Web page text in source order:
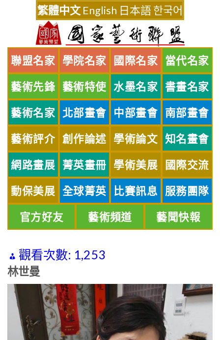
繁體中文 English 日本語한국어
聯盟名家 學院名家 國際名家 當代名家
藝術先鋒 藝術特使 水墨名家 書畫名家
藝術名家 北部畫會 中部畫會 南部畫會
藝術評介 創作論述 學術論文 知名畫會
網路畫展 菁英畫冊 學術美展 國際交流
動保美展 全球菁英 比賽訊息 服務團隊
官方好友 藝術頻道 藝聞快報
觀看次數: 1,253
林世曼